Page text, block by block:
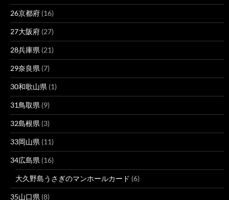
26京都府 (16)
27大阪府 (27)
28兵庫県 (21)
29奈良県 (7)
30和歌山県 (1)
31鳥取県 (9)
32島根県 (3)
33岡山県 (11)
34広島県 (16)
大久野島うさぎのマンホールカード (6)
35山口県 (8)